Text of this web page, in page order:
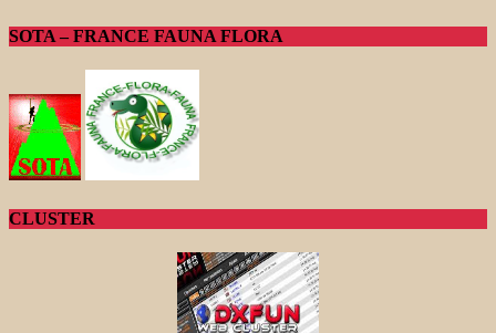
SOTA – FRANCE FAUNA FLORA
CLUSTER